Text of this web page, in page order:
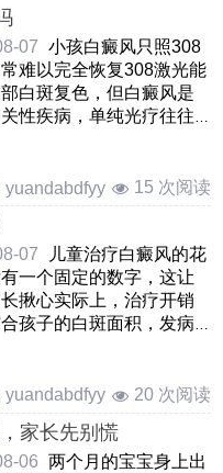
07 小孩白癜风只照308
难以完全恢复308激光能
白斑复色，但白癜风是
性疾病，单纯光疗往往
yuandabdfyy 15 次阅读
07
儿童治疗白癜风的花
一个固定的数字，这让
揪心实际上，治疗开销
孩子的白斑面积，发病
yuandabdfyy 20 次阅读
家长先别慌
06 两个月的宝宝身上出